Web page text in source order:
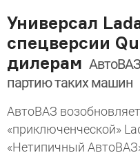
Универсал
спецверсии
дилерам
партию таких машин
АвтоВАЗ
«приключенческой»
«Нетипичный